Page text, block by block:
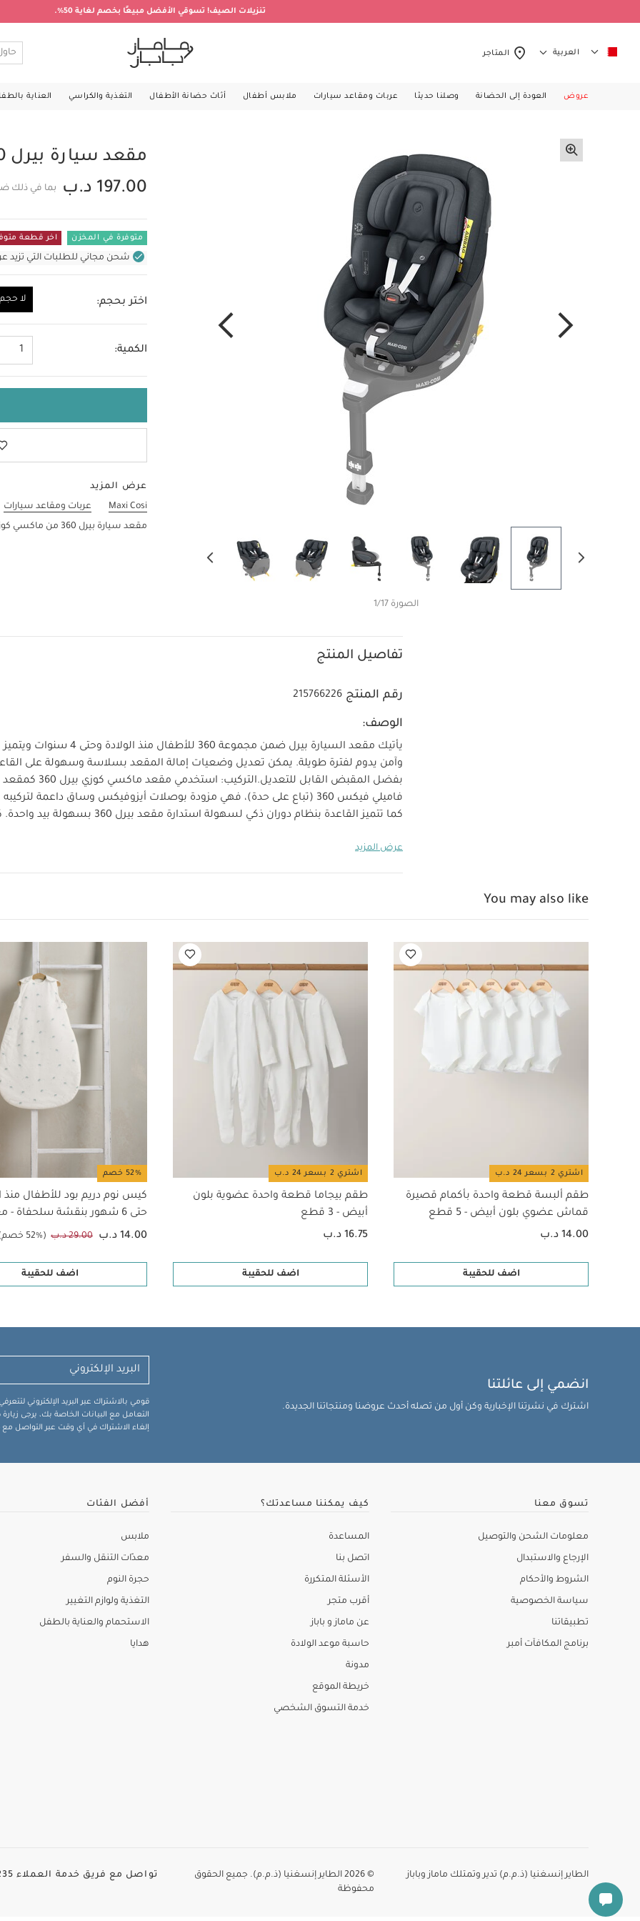
تنزيلات الصيف! تسوقي الأفضل مبيعًا بخصم لغاية 50%.
العربية المتاجر
عروض العودة إلى الحضانة وصلنا حديثا عربات ومقاعد سيارات ملابس أطفال أثاث حضانة الأطفال التغذية والكراسي العناية
الصورة 1/17
مقعد سيارة بيرل 360 من ماكسي كوزي - رمادي
197.00 د.ب
بما في ذلك
متوفرة في المخزن اخر قطعة
شحن مجاني للطلبات التي تزيد عن 31 د.ب (للمنتجات غير بالأثاث
اختر بحجم: لا حجم
الكمية: 1
عرض المزيد
Maxi Cosi
عربات ومقاعد سيارات
مقعد سيارة بيرل 360 من ماكسي كوزي - رمادي
تفاصيل المنتج
رقم المنتج 215766226
الوصف:
يأتيك مقعد السيارة بيرل ضمن مجموعة 360
وآمن يدوم لفترة طويلة. يمكن تعديل وضعيات إمالة المقعد بسلاسة وسهولة على
بفضل المقبض القابل للتعديل.
التركيب: استخدمي
فاميلي فيكس 360 (تباع على حدة)، فهي مزودة بوصلات أيزوفيكس وساق داعمة
كما تتميز القاعدة بنظام دوران ذكي لسهولة استدارة
لتدوير الهواء والحفاظ على درجة الحرارة المناسبة للطفل
الأمان - تقنية جي سيل
الولادة حتى 4 سنوات
تعليمات السلامة وتحذيرات:
تمثل سلامة طفلك الأولوية
السلامة. يمكنك تعديل وضعية حزام الأمام وارتفاع مسند الرأس للمقعد ليناسب
المختلفة. تتميز مجموعة 360 بخامات كليما فلو وتقنية جي سيل لامتصاص الصدمات
الشعور بالراحة لعدة سنوات.
قد يعجبك أيضاً:
طقم ألبسة قطعة واحدة بأكمام قصيرة
طقم بيجاما قطعة واحدة عضوية بلون أبيض - 3 قطع
سلحفاة - معدل دفء 2.5
جهاز مزيل هواء الحليب تومي تيبي لتهدئة المغص صدرية بعبارة My First Eid
عرض المزيد
You may also like
اشتري 2 بسعر 24 د.ب
طقم ألبسة قطعة واحدة بأكمام قصيرة
قماش عضوي بلون أبيض - 5 قطع
14.00 د.ب
اضف للحقيبة
اشتري 2 بسعر 24 د.ب
طقم بيجاما قطعة واحدة عضوية بلون
أبيض - 3 قطع
16.75 د.ب
اضف للحقيبة
52% خصم
كيس نوم دريم بود للأطفال منذ
حتى 6 شهور بنقشة سلحفاة
2.5
14.00 د.ب 29.00 د.ب (52% خصم)
اضف للحقيبة
انضمي إلى عائلتنا
اشترك في نشرتنا الإخبارية وكن أول من تصله أحدث عروضنا ومنتجاتنا الجديدة.
قومي بالاشتراك عبر البريد الإلكتروني
التعامل مع البيانات الخاصة بك، يرجى
إلغاء الاشتراك في أي وقت عبر التواصل مع
تسوق معنا
معلومات الشحن والتوصيل
الإرجاع والاستبدال
الشروط والأحكام
سياسة الخصوصية
تطبيقاتنا
برنامج المكافآت أمبر
كيف يمكننا مساعدتك؟
المساعدة
اتصل بنا
الأسئلة المتكررة
أقرب متجر
عن ماماز و باباز
حاسبة موعد الولادة
مدونة
خريطة الموقع
خدمة التسوق الشخصي
أفضل الفئات
ملابس
معدّات التنقل والسفر
حجرة النوم
التغذية ولوازم التغيير
الاستحمام والعناية بالطفل
هدايا
الطاير إنسغنيا (ذ.م.م) تدير وتمتلك ماماز وباباز
© 2026 الطاير إنسغنيا (ذ.م.م). جميع الحقوق
محفوظة
تواصل مع فريق خدمة العملاء